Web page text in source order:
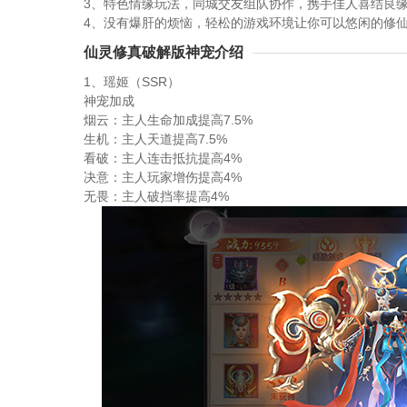
3、特色情缘玩法，同城交友组队协作，携手佳人喜结良
4、没有爆肝的烦恼，轻松的游戏环境让你可以悠闲的修
仙灵修真破解版神宠介绍
1、瑶姬（SSR）
神宠加成
烟云：主人生命加成提高7.5%
生机：主人天道提高7.5%
看破：主人连击抵抗提高4%
决意：主人玩家增伤提高4%
无畏：主人破挡率提高4%